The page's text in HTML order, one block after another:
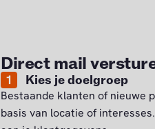
Direct mail
1 Kies je doelgroep
Bestaande klanten of nieuwe
basis van locatie of